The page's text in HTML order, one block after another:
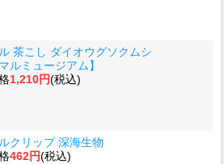
茶こし ダイオウグソクムシ
ルミュージアム】
1,210円(税込)
クリップ 深海生物
462円(税込)